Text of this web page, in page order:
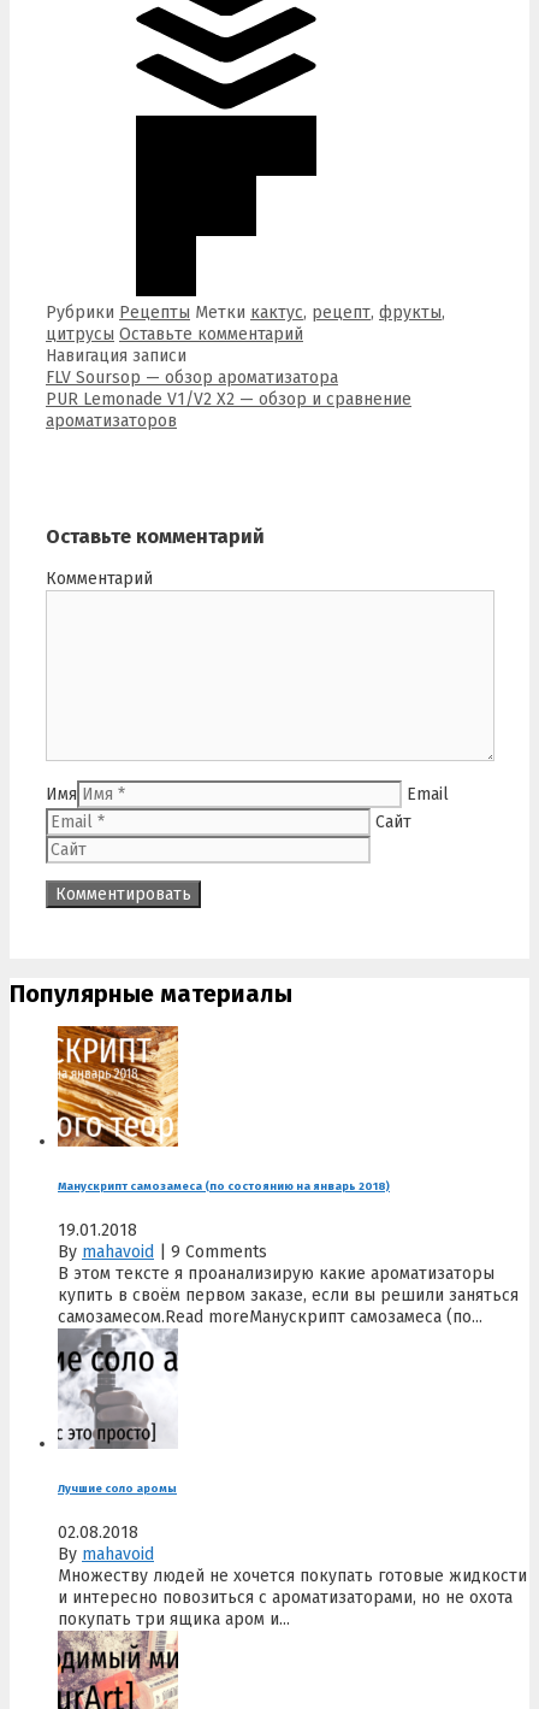
Рубрики Рецепты Метки кактус, рецепт, фрукты,
цитрусы Оставьте комментарий
Навигация записи
FLV Soursop — обзор ароматизатора
PUR Lemonade V1/V2 X2 — обзор и сравнение
ароматизаторов
Оставьте комментарий
Комментарий
Имя
Email
Сайт
Популярные материалы
Манускрипт самозамеса (по состоянию на январь 2018)
19.01.2018
By mahavoid
9 Comments
В этом тексте я проанализирую какие ароматизаторы
купить в своём первом заказе, если вы решили заняться
самозамесом.Read moreМанускрипт самозамеса (по...
Лучшие соло аромы
02.08.2018
By mahavoid
Множеству людей не хочется покупать готовые жидкости
и интересно повозиться с ароматизаторами, но не охота
покупать три ящика аром и...